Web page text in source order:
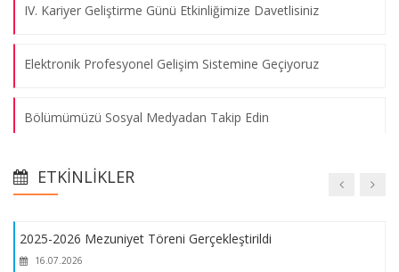
IV. Kariyer Geliştirme Günü Etkinliğimize Davetlisiniz
Elektronik Profesyonel Gelişim Sistemine Geçiyoruz
Bölümümüzü Sosyal Medyadan Takip Edin
Staj Otomasyon Sistemi Kullanıma Açıldı
ETKINLIKLER
Maşukiye Gezisi
09.08.2026
2025-2026 Mezuniyet Töreni Gerçekleştirildi
16.07.2026